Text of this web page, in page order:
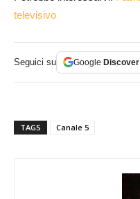
televisivo
Seguici su Google Discover
TAGS Canale 5